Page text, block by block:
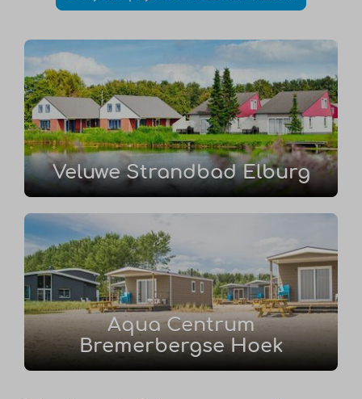
Veluwe Strandbad Elburg
Aqua Centrum
Bremerbergse Hoek